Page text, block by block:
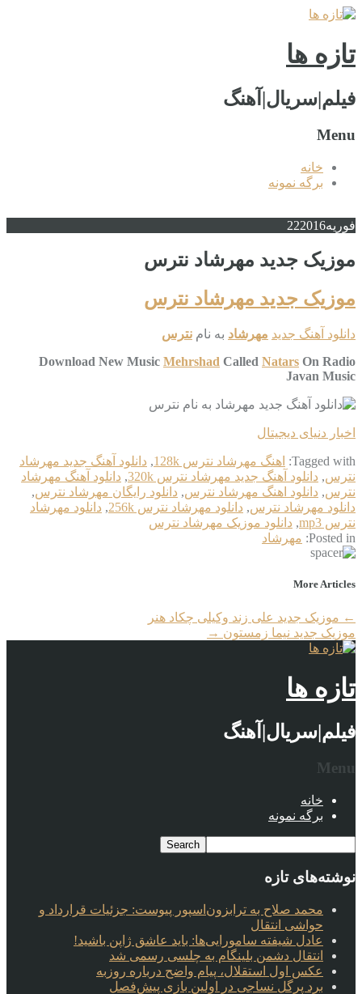
تازه ها
فیلم|سریال|آهنگ
Menu
خانه
برگه نمونه
فوریه 222016
موزیک جدید مهرشاد نترس
موزیک جدید مهرشاد نترس
دانلود آهنگ جدید مهرشاد به نام نترس
Download New Music Mehrshad Called Natars On Radio
Javan Music
اخبار دنیای دیجیتال
Tagged with: اهنگ مهرشاد نترس 128k , دانلود آهنگ جدید مهرشاد
نترس, دانلود آهنگ جدید مهرشاد نترس 320k , دانلود آهنگ مهرشاد
نترس, دانلود اهنگ مهرشاد نترس, دانلود رایگان مهرشاد نترس,
دانلود مهرشاد نترس, دانلود مهرشاد نترس 256k , دانلود مهرشاد
نترس mp3
, دانلود موزیک مهرشاد نترس
Posted in: مهرشاد
More Articles
← موزیک جدید علی زند وکیلی چکاد هنر
موزیک جدید نیما زمستون →
تازه ها
فیلم|سریال|آهنگ
Menu
خانه
برگه نمونه
نوشته‌های تازه
محمد صلاح به ترابزون‌اسپور پیوست: جزئیات قرارداد و
حواشی انتقال
عادل شیفته سامورایی‌ها: باید عاشق ژاپن باشید!
انتقال دشمن بلینگام به چلسی رسمی شد
عکس اول استقلال، پیام واضح درباره روزبه
برد پرگل نساجی در اولین بازی پیش‌فصل